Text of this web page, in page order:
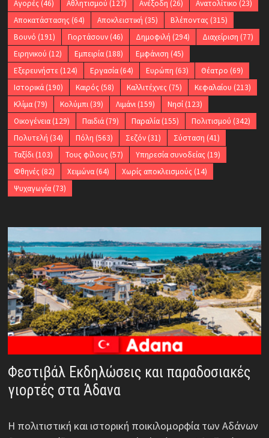
Αγορές (46) Αθλητισμού (127) Ανέξοδη (26) Ανατολίτικο (23)
Αποκατάστασης (64) Αποκλειστική (35) Βλέποντας (315)
Βουνό (191) Γιορτάσουν(46) Δημοφιλή (294) Διαχείριση (77)
Ειρηνικού (12) Εμπειρία(188) Εμφάνιση (45)
Εξερευνήστε(124) Εργασία(64) Ευρώπη (63) Θέατρο (69)
Ιστορικά(190) Καιρός (58) Καλλιτέχνες (75) Κεφαλαίου (213)
Κλίμα(79) Κολύμπι(39) Λιμάνι(159) Νησί(123)
Οικογένεια(129) Παιδιά(79) Παραλία(155) Πολιτισμού (342)
Πολυτελή (34) Πόλη (563) Σεζόν(31) Σύσταση (41)
Ταξίδι(103) Τους φίλους (57) Υπηρεσία συνοδείας (19)
Φθηνές (82) Χειμώνα(64) Χωρίς αποκλεισμούς (14)
Ψυχαγωγία(73)
Φεστιβάλ Εκδηλώσεις και παραδοσιακές
γιορτές στα Άδανα
Η πολιτιστική και ιστορική ποικιλομορφία των Αδάνων